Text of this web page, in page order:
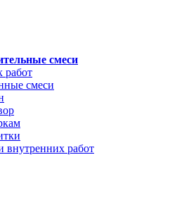
смеси
работ
смеси
работ